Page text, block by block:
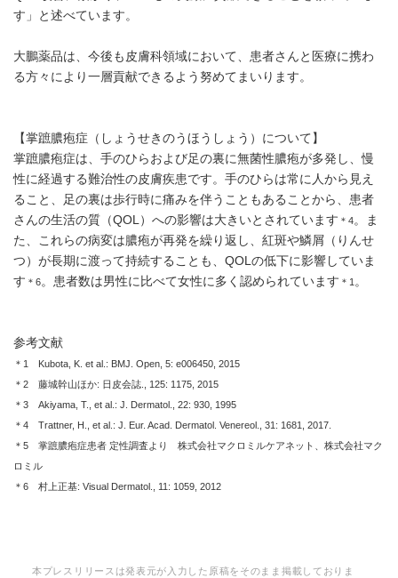
す」と述べています。
大鵬薬品は、今後も皮膚科領域において、患者さんと医療に携わ
る方々により一層貢献できるよう努めてまいります。
【掌蹠膿疱症（しょうせきのうほうしょう）について】
掌蹠膿疱症は、手のひらおよび足の裏に無菌性膿疱が多発し、慢
性に経過する難治性の皮膚疾患です。手のひらは常に人から見え
ること、足の裏は歩行時に痛みを伴うこともあることから、患者
さんの生活の質（QOL）への影響は大きいとされています ＊4。ま
た、これらの病変は膿疱が再発を繰り返し、紅斑や鱗屑（りんせ
つ）が長期に渡って持続することも、QOLの低下に影響していま
す ＊6。患者数は男性に比べて女性に多く認められています ＊1。
参考文献
＊1 Kubota, K. et al.: BMJ. Open, 5: e006450, 2015
＊2 藤城幹山ほか: 日皮会誌., 125: 1175, 2015
＊3 Akiyama, T., et al.: J. Dermatol., 22: 930, 1995
＊4 Trattner, H., et al.: J. Eur. Acad. Dermatol. Venereol., 31: 1681, 2017.
＊5 掌蹠膿疱症患者 定性調査より 株式会社マクロミルケアネット、株式会社マク
ロミル
＊6 村上正基: Visual Dermatol., 11: 1059, 2012
本プレスリリースは発表元が入力した原稿をそのまま掲載しておりま